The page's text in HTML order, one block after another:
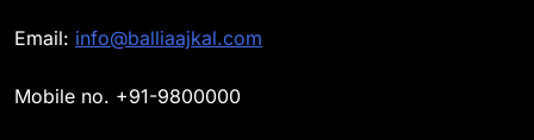
Ballia : एकता, अखंडता और राष्ट्रप्रेम
अधीक्षक ओमवीर सिंह ने दिलाई शपथ, दी
Email: info@balliaajkal.com
Mobile no. +91-9800000